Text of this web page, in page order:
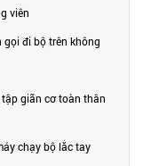
viên
đi bộ trên không
giãn cơ toàn thân
chạy bộ lắc tay